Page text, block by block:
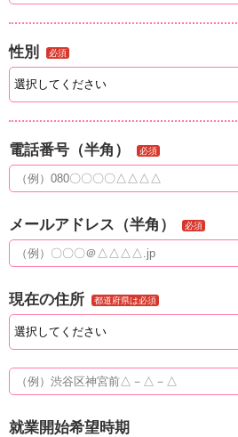
性別 必須
電話番号（半角） 必須
メールアドレス（半角） 必須
現在の住所 都道府県は必須
就業開始希望時期